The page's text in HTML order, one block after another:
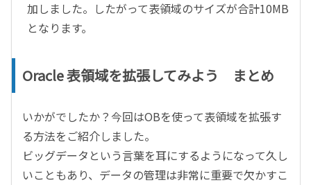
加しました。したがって表領域のサイズが合計10MB
となります。
Oracle 表領域を拡張してみよう まとめ
いかがでしたか？今回はOBを使って表領域を拡張す
る方法をご紹介しました。
ビッグデータという言葉を耳にするようになって久し
いこともあり、データの管理は非常に重要で欠かすこ